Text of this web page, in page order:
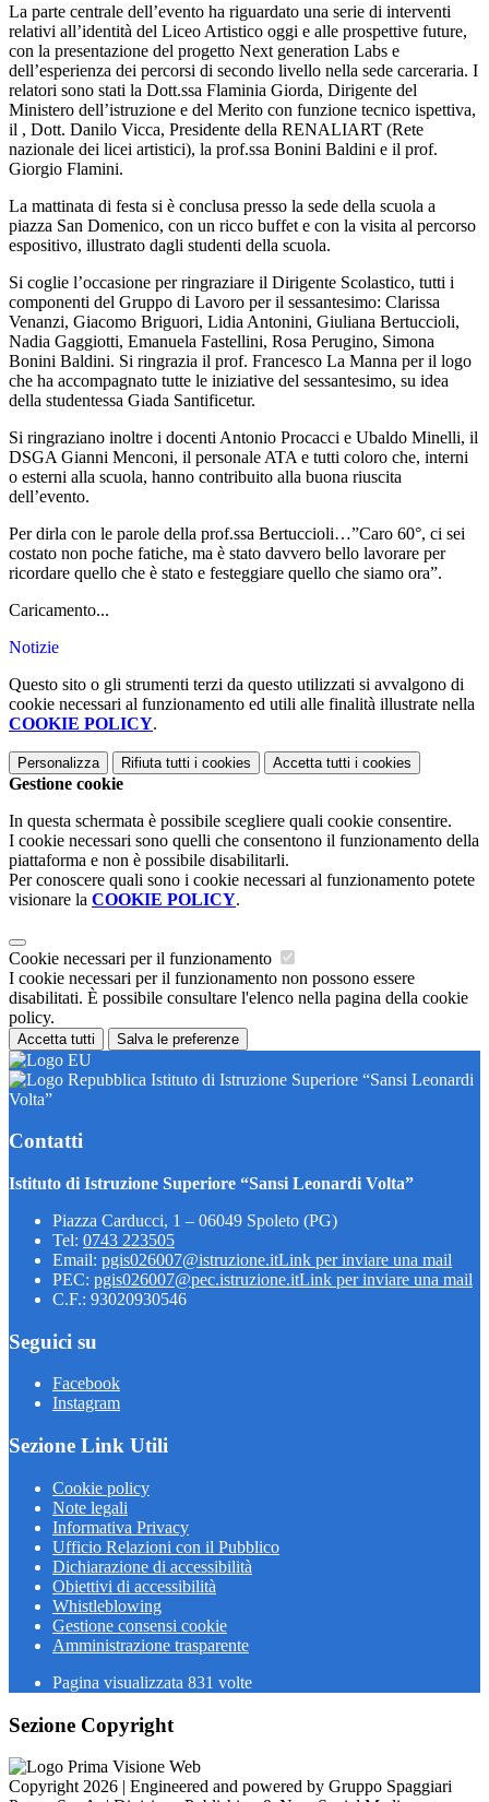
La parte centrale dell’evento ha riguardato una serie di interventi
relativi all’identità del Liceo Artistico oggi e alle prospettive future,
con la presentazione del progetto Next generation Labs e
dell’esperienza dei percorsi di secondo livello nella sede carceraria. I
relatori sono stati la Dott.ssa Flaminia Giorda, Dirigente del
Ministero dell’istruzione e del Merito con funzione tecnico ispettiva,
il , Dott. Danilo Vicca, Presidente della RENALIART (Rete
nazionale dei licei artistici), la prof.ssa Bonini Baldini e il prof.
Giorgio Flamini.
La mattinata di festa si è conclusa presso la sede della scuola a
piazza San Domenico, con un ricco buffet e con la visita al percorso
espositivo, illustrato dagli studenti della scuola.
Si coglie l’occasione per ringraziare il Dirigente Scolastico, tutti i
componenti del Gruppo di Lavoro per il sessantesimo: Clarissa
Venanzi, Giacomo Briguori, Lidia Antonini, Giuliana Bertuccioli,
Nadia Gaggiotti, Emanuela Fastellini, Rosa Perugino, Simona
Bonini Baldini. Si ringrazia il prof. Francesco La Manna per il logo
che ha accompagnato tutte le iniziative del sessantesimo, su idea
della studentessa Giada Santificetur.
Si ringraziano inoltre i docenti Antonio Procacci e Ubaldo Minelli, il
DSGA Gianni Menconi, il personale ATA e tutti coloro che, interni
o esterni alla scuola, hanno contribuito alla buona riuscita
dell’evento.
Per dirla con le parole della prof.ssa Bertuccioli…”Caro 60°, ci sei
costato non poche fatiche, ma è stato davvero bello lavorare per
ricordare quello che è stato e festeggiare quello che siamo ora”.
Caricamento...
Notizie
Questo sito o gli strumenti terzi da questo utilizzati si avvalgono di
cookie necessari al funzionamento ed utili alle finalità illustrate nella
COOKIE POLICY.
Personalizza Rifiuta tutti i cookies Accetta tutti i cookies
Gestione cookie
In questa schermata è possibile scegliere quali cookie consentire.
I cookie necessari sono quelli che consentono il funzionamento della
piattaforma e non è possibile disabilitarli.
Per conoscere quali sono i cookie necessari al funzionamento potete
visionare la COOKIE POLICY.
Cookie necessari per il funzionamento
I cookie necessari per il funzionamento non possono essere
disabilitati. È possibile consultare l'elenco nella pagina della cookie
policy.
Accetta tutti Salva le preferenze
Istituto di Istruzione Superiore “Sansi Leonardi
Volta”
Contatti
Istituto di Istruzione Superiore “Sansi Leonardi Volta”
Piazza Carducci, 1 – 06049 Spoleto (PG)
Tel: 0743 223505
Email: pgis026007@istruzione.itLink per inviare una mail
PEC: pgis026007@pec.istruzione.itLink per inviare una mail
C.F.: 93020930546
Seguici su
Facebook
Instagram
Sezione Link Utili
Cookie policy
Note legali
Informativa Privacy
Ufficio Relazioni con il Pubblico
Dichiarazione di accessibilità
Obiettivi di accessibilità
Whistleblowing
Gestione consensi cookie
Amministrazione trasparente
Pagina visualizzata 831 volte
Sezione Copyright
Copyright 2026 | Engineered and powered by Gruppo Spaggiari